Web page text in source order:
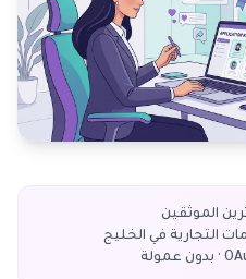
الموثقين
التجارية في الخليج